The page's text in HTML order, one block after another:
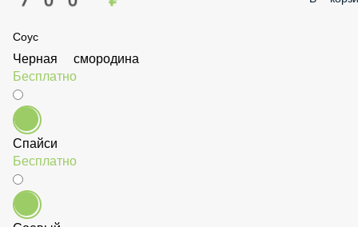
Черная смородина
Бесплатно
Спайси
Бесплатно